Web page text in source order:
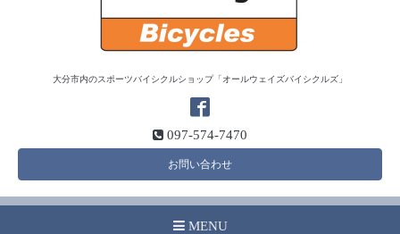
大分市内のスポーツバイシクルショップ「オールウェイズバイシクルズ」
097-574-7470
お問い合わせ
MENU